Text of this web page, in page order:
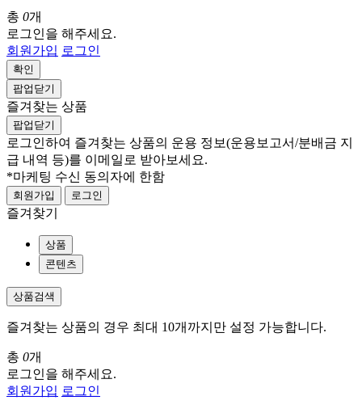
총 0개
로그인을 해주세요.
회원가입 로그인
확인
팝업닫기
즐겨찾는 상품
팝업닫기
로그인하여 즐겨찾는 상품의 운용 정보(운용보고서/분배금 지
급 내역 등)를 이메일로 받아보세요.
*마케팅 수신 동의자에 한함
회원가입 로그인
즐겨찾기
상품
콘텐츠
상품검색
즐겨찾는 상품의 경우 최대 10개까지만 설정 가능합니다.
총 0개
로그인을 해주세요.
회원가입 로그인